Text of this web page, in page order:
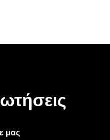
μας